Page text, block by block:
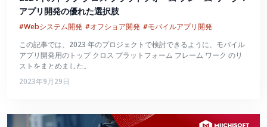
アプリ開発の優れた選択肢
#Webシステム開発 #オフショア開発 #モバイルアプリ開発
この記事では、2023 年のプロジェクトで検討できるように、モバイル
アプリ開発用のトップ クロス プラットフォーム フレーム ワーク のリ
ストをまとめました。
2023年9月29日